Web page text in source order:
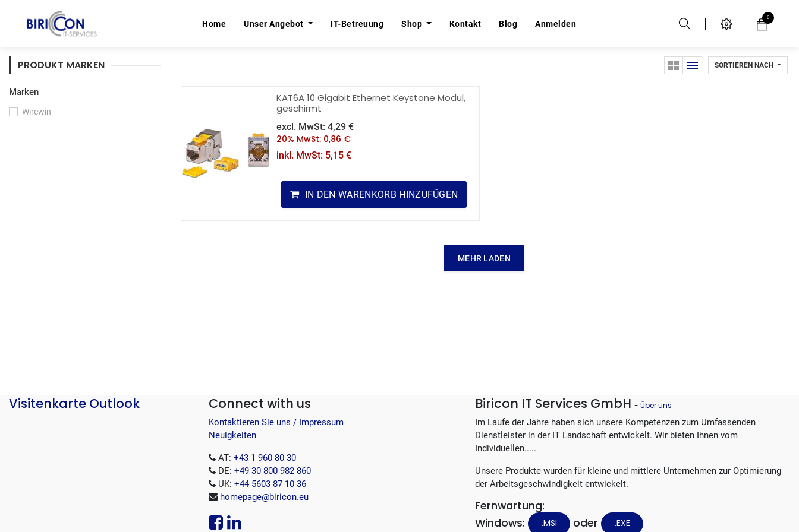
Home Unser Angebot IT-Betreuung Shop Kontakt Blog Anmelden
0
Home Unser Angebot IT-Betreuung Shop Kontakt Blog Anmelden
0
PRODUKT MARKEN
Marken
Wirewin
SORTIEREN NACH
KAT6A 10 Gigabit Ethernet Keystone Modul,
geschirmt
excl. MwSt:4,29 €
20% MwSt: 0,86 €
inkl. MwSt: 5,15 €
IN DEN WARENKORB HINZUFÜGEN
MEHR LADEN
Visitenkarte Outlook Connect with us
Kontaktieren Sie uns / Impressum
Neuigkeiten
AT: +43 1 960 80 30
DE: +49 30 800 982 860
UK: +44 5603 87 10 36
homepage@biricon.eu
Biricon IT Services GmbH - Über uns
Im Laufe der Jahre haben sich unsere Kompetenzen zum Umfassenden
Dienstleister in der IT Landschaft entwickelt. Wir bieten Ihnen vom
Individuellen.....
Unsere Produkte wurden für kleine und mittlere Unternehmen zur Optimierung
der Arbeitsgeschwindigkeit entwickelt.
Fernwartung:
Windows:
.MSI oder .EXE